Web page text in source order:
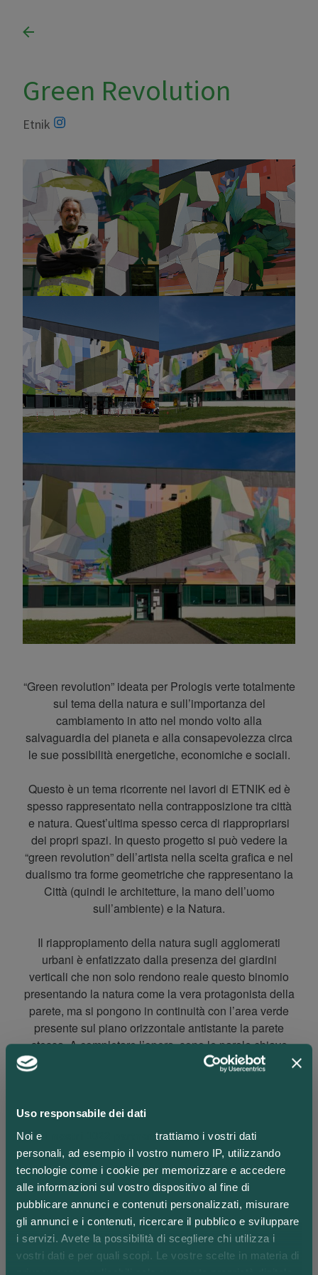
Uso responsabile dei dati
Noi e
trattiamo i vostri dati
personali, ad esempio il vostro numero IP, utilizzando
tecnologie come i cookie per memorizzare e accedere
alle informazioni sul vostro dispositivo al fine di
pubblicare annunci e contenuti personalizzati, misurare
gli annunci e i contenuti, ricercare il pubblico e sviluppare
i servizi. Avete la possibilità di scegliere chi utilizza i
vostri dati e per quali scopi. Le vostre scelte in materia di
Green Revolution
Etnik
“Green revolution” ideata per Prologis verte totalmente
sul tema della natura e sull’importanza del
cambiamento in atto nel mondo volto alla
salvaguardia del pianeta e alla consapevolezza circa
le sue possibilità energetiche, economiche e sociali.
Questo è un tema ricorrente nei lavori di ETNIK ed è
spesso rappresentato nella contrapposizione tra città
e natura. Quest’ultima spesso cerca di riappropriarsi
dei propri spazi. In questo progetto si può vedere la
“green revolution” dell’artista nella scelta grafica e nel
dualismo tra forme geometriche che rappresentano la
Città (quindi le architetture, la mano dell’uomo
sull’ambiente) e la Natura.
Il riappropiamento della natura sugli agglomerati
urbani è enfatizzato dalla presenza dei giardini
verticali che non solo rendono reale questo binomio
presentando la natura come la vera protagonista della
parete, ma si pongono in continuità con l’area verde
presente sul piano orizzontale antistante la parete
stessa. A completare l’opera, sono le parole chiave
che rappresentano questo lavoro: “Future change’’,
Queste sono state il punto di partenza del progetto.
Sono tre i piani di lettura di quest’opera:
Il primo è più descrittivo grazie agli elementi naturali
immediatamente riconoscibili da parte del fruitore
fruitore. Il lavoro pittorico integra e gioca con il verde
reale in un’unica composizione omogenea.
Il secondo sta nella composizione semi astratta di